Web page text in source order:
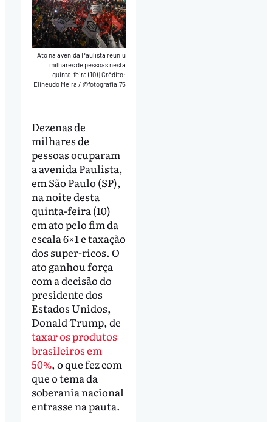
Ato na avenida Paulista reuniu
milhares de pessoas nesta
quinta-feira (10)|Crédito:
Elineudo Meira / @fotografia.75
Dezenas de
milhares de
pessoas ocuparam
a avenida Paulista,
em São Paulo (SP),
na noite desta
quinta-feira (10)
em ato pelo fim da
escala 6×1 e taxação
dos super-ricos. O
ato ganhou força
com a decisão do
presidente dos
Estados Unidos,
Donald Trump, de
taxar os produtos
brasileiros em
50%, o que fez com
que o tema da
soberania nacional
entrasse na pauta.